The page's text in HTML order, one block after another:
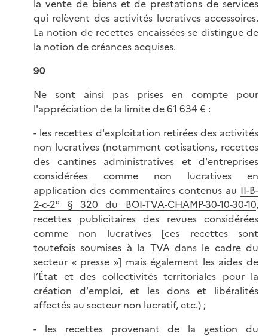
la vente de biens et de prestations de services
qui relèvent des activités lucratives accessoires.
La notion de recettes encaissées se distingue de
la notion de créances acquises.
90
Ne sont ainsi pas prises en compte pour
l'appréciation de la limite de 61 634 € :
- les recettes d'exploitation retirées des activités
non lucratives (notamment cotisations, recettes
des cantines administratives et d'entreprises
considérées comme non lucratives en
application des commentaires contenus au II-B-
2-c-2° § 320 du BOI-TVA-CHAMP-30-10-30-10,
recettes publicitaires des revues considérées
comme non lucratives [ces recettes sont
toutefois soumises à la TVA dans le cadre du
secteur « presse »] mais également les aides de
l’État et des collectivités territoriales pour la
création d'emploi, et les dons et libéralités
affectés au secteur non lucratif, etc.) ;
- les recettes provenant de la gestion du